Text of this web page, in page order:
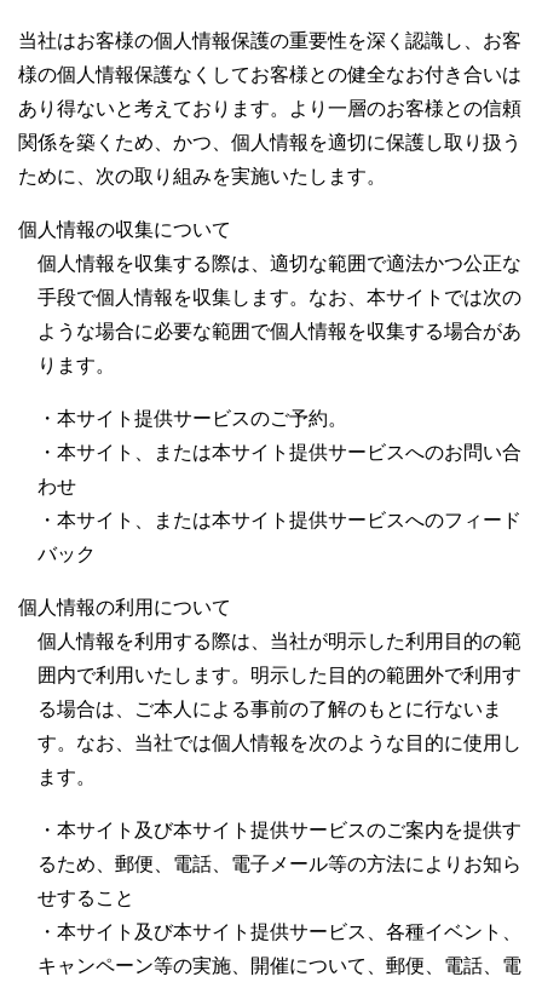
当社はお客様の個人情報保護の重要性を深く認識し、お客
様の個人情報保護なくしてお客様との健全なお付き合いは
あり得ないと考えております。より一層のお客様との信頼
関係を築くため、かつ、個人情報を適切に保護し取り扱う
ために、次の取り組みを実施いたします。
個人情報の収集について
個人情報を収集する際は、適切な範囲で適法かつ公正な
手段で個人情報を収集します。なお、本サイトでは次の
ような場合に必要な範囲で個人情報を収集する場合があ
ります。
・本サイト提供サービスのご予約。
・本サイト、または本サイト提供サービスへのお問い合
わせ
・本サイト、または本サイト提供サービスへのフィード
バック
個人情報の利用について
個人情報を利用する際は、当社が明示した利用目的の範
囲内で利用いたします。明示した目的の範囲外で利用す
る場合は、ご本人による事前の了解のもとに行ないま
す。なお、当社では個人情報を次のような目的に使用し
ます。
・本サイト及び本サイト提供サービスのご案内を提供す
るため、郵便、電話、電子メール等の方法によりお知ら
せすること
・本サイト及び本サイト提供サービス、各種イベント、
キャンペーン等の実施、開催について、郵便、電話、電